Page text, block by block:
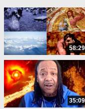
58:29
35:09